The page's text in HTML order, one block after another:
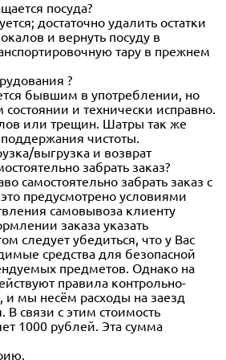
посуда?
достаточно удалить остатки
и вернуть посуду в
тару в прежнем
?
бывшим в употреблении, но
и технически исправно.
или трещин. Шатры так же
чистоты.
выгрузка и возврат
забрать заказ?
самостоятельно забрать заказ с
предусмотрено условиями
самовывоза клиенту
заказа указать
следует убедиться, что у Вас
средства для безопасной
предметов. Однако на
правила контрольно-
и мы несём расходы на заезд
связи с этим стоимость
1000 рублей. Эта сумма